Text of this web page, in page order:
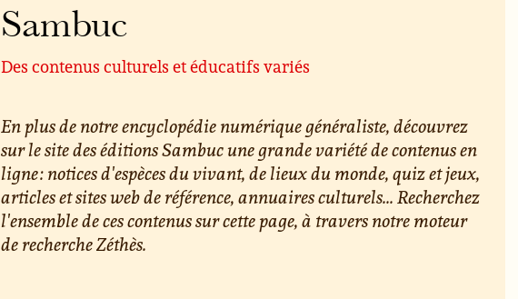
Sambuc
Des contenus culturels et éducatifs variés
En plus de notre encyclopédie numérique généraliste, découvrez
sur le site des éditions Sambuc une grande variété de contenus en
ligne : notices d'espèces du vivant, de lieux du monde, quiz et jeux,
articles et sites web de référence, annuaires culturels... Recherchez
l'ensemble de ces contenus sur cette page, à travers notre moteur
de recherche Zéthès.